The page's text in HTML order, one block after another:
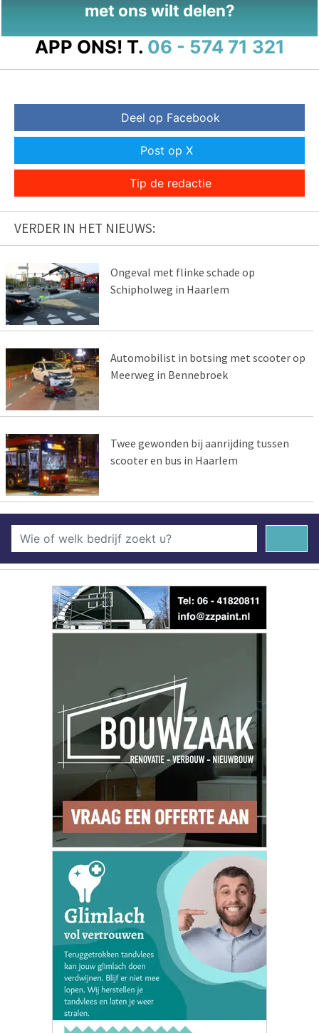
met ons wilt delen?
APP ONS! T. 06 - 574 71 321
Deel op Facebook
Post op X
Tip de redactie
VERDER IN HET NIEUWS:
Ongeval met flinke schade op
Schipholweg in Haarlem
Automobilist in botsing met scooter op
Meerweg in Bennebroek
Twee gewonden bij aanrijding tussen
scooter en bus in Haarlem